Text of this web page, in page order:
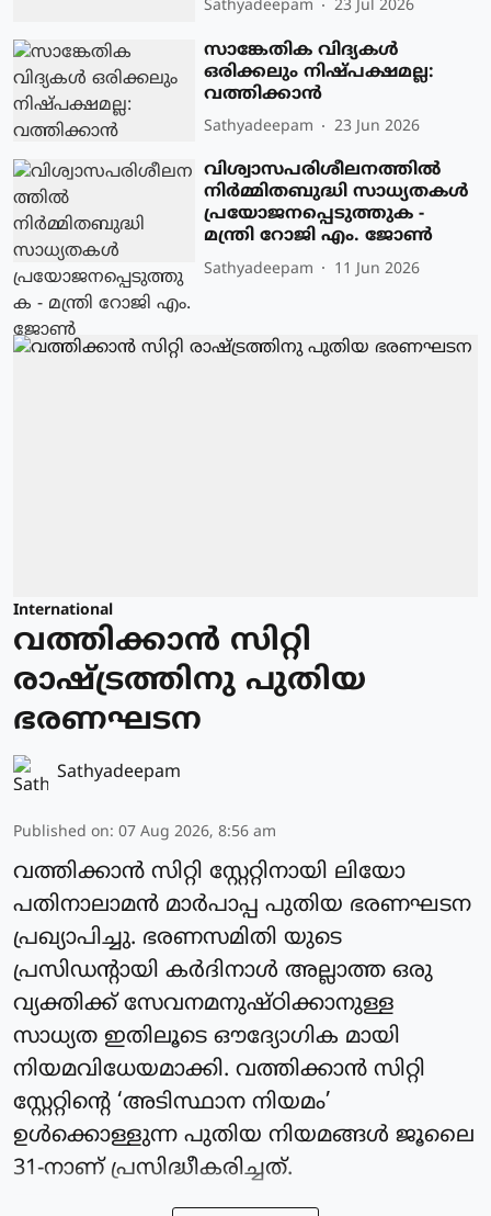
Sathyadeepam 23 Jul 2026
സാങ്കേതിക വിദ്യകള്‍
ഒരിക്കലും നിഷ്പക്ഷമല്ല:
വത്തിക്കാന്‍
Sathyadeepam 23 Jun 2026
വിശ്വാസപരിശീലനത്തിൽ
നിർമ്മിതബുദ്ധി സാധ്യതകൾ
പ്രയോജനപ്പെടുത്തുക -
മന്ത്രി റോജി എം. ജോൺ
Sathyadeepam 11 Jun 2026
International
വത്തിക്കാന്‍ സിറ്റി
രാഷ്ട്രത്തിനു പുതിയ
ഭരണഘടന
Sathyadeepam
Published on: 07 Aug 2026, 8:56 am
വത്തിക്കാന്‍ സിറ്റി സ്റ്റേറ്റിനായി ലിയോ
പതിനാലാമന്‍ മാര്‍പാപ്പ പുതിയ ഭരണഘടന
പ്രഖ്യാപിച്ചു. ഭരണസമിതി യുടെ
പ്രസിഡന്റായി കര്‍ദിനാള്‍ അല്ലാത്ത ഒരു
വ്യക്തിക്ക് സേവനമനുഷ്ഠിക്കാനുള്ള
സാധ്യത ഇതിലൂടെ ഔദ്യോഗിക മായി
നിയമവിധേയമാക്കി. വത്തിക്കാന്‍ സിറ്റി
സ്റ്റേറ്റിന്റെ ‘അടിസ്ഥാന നിയമം’
ഉള്‍ക്കൊള്ളുന്ന പുതിയ നിയമങ്ങള്‍ ജൂലൈ
31-നാണ് പ്രസിദ്ധീകരിച്ചത്.